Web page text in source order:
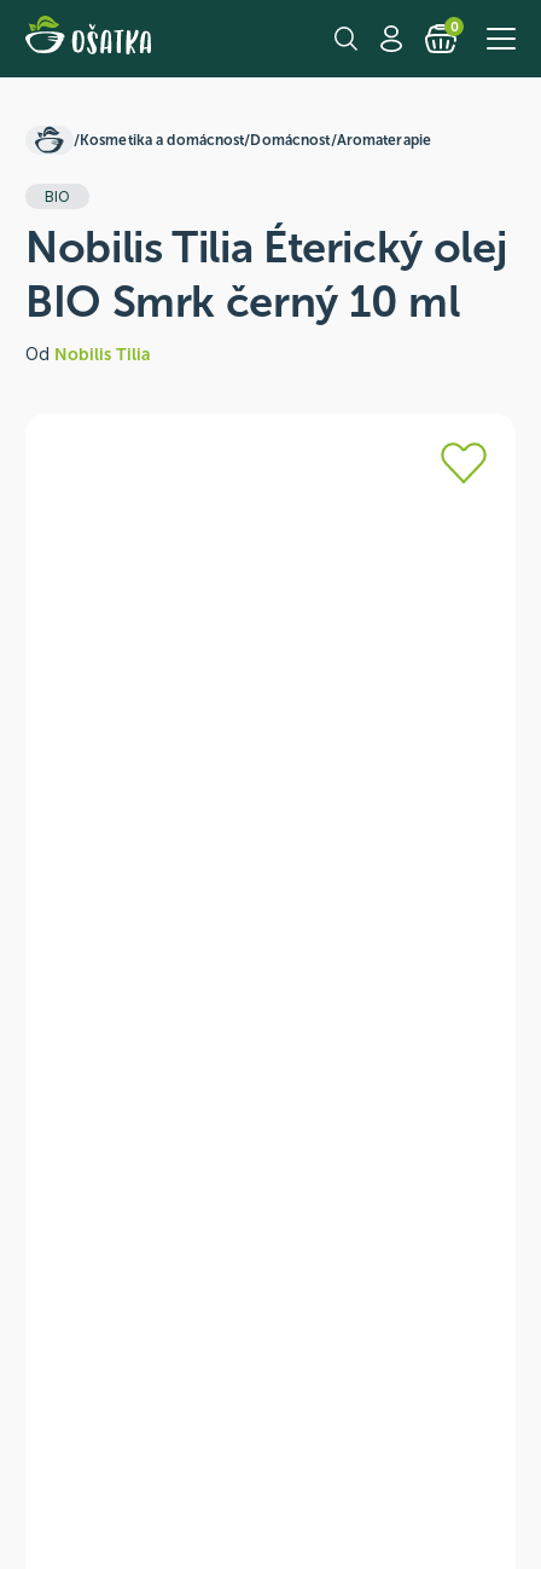
0
/Kosmetika a domácnost/Domácnost/Aromaterapie
BIO
Nobilis Tilia Éterický olej
BIO Smrk černý 10 ml
Od Nobilis Tilia